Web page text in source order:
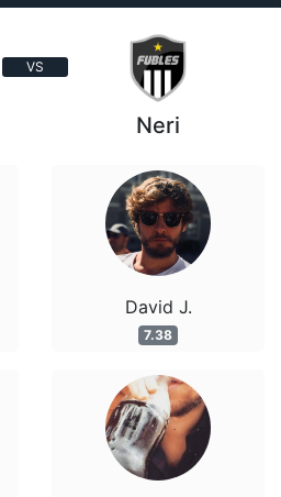
VS
Neri
David J.
7.38